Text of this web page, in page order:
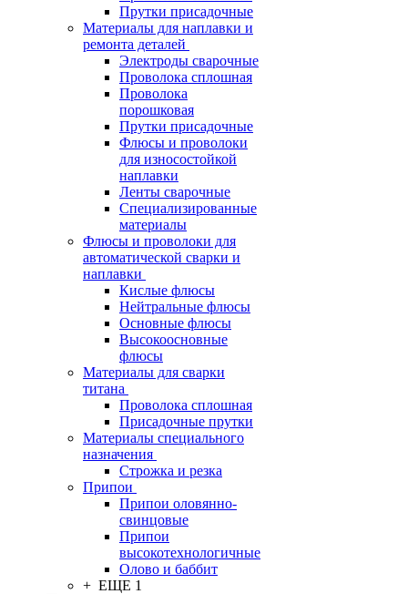
Прутки присадочные
Материалы для наплавки и
ремонта деталей
Электроды сварочные
Проволока сплошная
Проволока
порошковая
Прутки присадочные
Флюсы и проволоки
для износостойкой
наплавки
Ленты сварочные
Специализированные
материалы
Флюсы и проволоки для
автоматической сварки и
наплавки
Кислые флюсы
Нейтральные флюсы
Основные флюсы
Высокоосновные
флюсы
Материалы для сварки
титана
Проволока сплошная
Присадочные прутки
Материалы специального
назначения
Строжка и резка
Припои
Припои оловянно-
свинцовые
Припои
высокотехнологичные
Олово и баббит
+ ЕЩЕ 1